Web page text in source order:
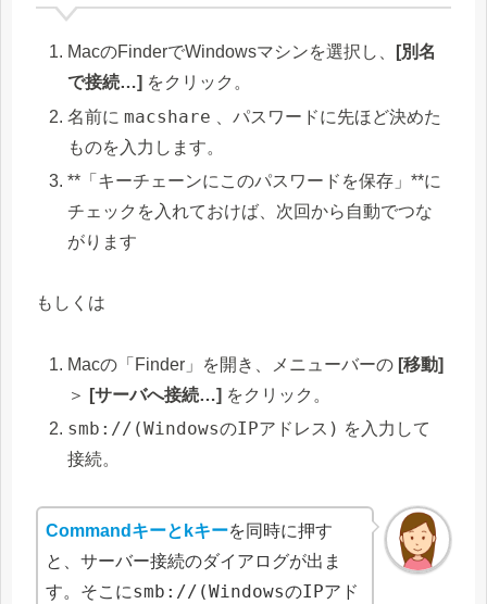
MacのFinderでWindowsマシンを選択し、
[別名
で接続…] をクリック。
名前にmacshare 、パスワードに先ほど決めた
ものを入力します。
**「キーチェーンにこのパスワードを保存」**に
チェックを入れておけば、次回から自動でつな
がります
もしくは
Macの「Finder」を開き、メニューバーの [移動]
＞
[サーバへ接続…] をクリック。
smb://(WindowsのIPアドレス) を入力して
接続。
Commandキーとkキーを同時に押す
と、サーバー接続のダイアログが出ま
す。そこにsmb://(WindowsのIPアド